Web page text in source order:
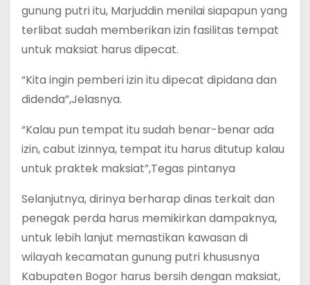
gunung putri itu, Marjuddin menilai siapapun yang
terlibat sudah memberikan izin fasilitas tempat
untuk maksiat harus dipecat.
“Kita ingin pemberi izin itu dipecat dipidana dan
didenda”,Jelasnya.
“Kalau pun tempat itu sudah benar-benar ada
izin, cabut izinnya, tempat itu harus ditutup kalau
untuk praktek maksiat”,Tegas pintanya
Selanjutnya, dirinya berharap dinas terkait dan
penegak perda harus memikirkan dampaknya,
untuk lebih lanjut memastikan kawasan di
wilayah kecamatan gunung putri khususnya
Kabupaten Bogor harus bersih dengan maksiat,